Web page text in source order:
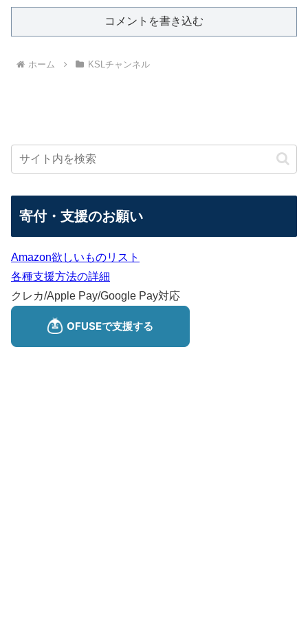
コメントを書き込む
ホーム KSLチャンネル
寄付・支援のお願い
Amazon欲しいものリスト
各種支援方法の詳細
クレカ/Apple Pay/Google Pay対応